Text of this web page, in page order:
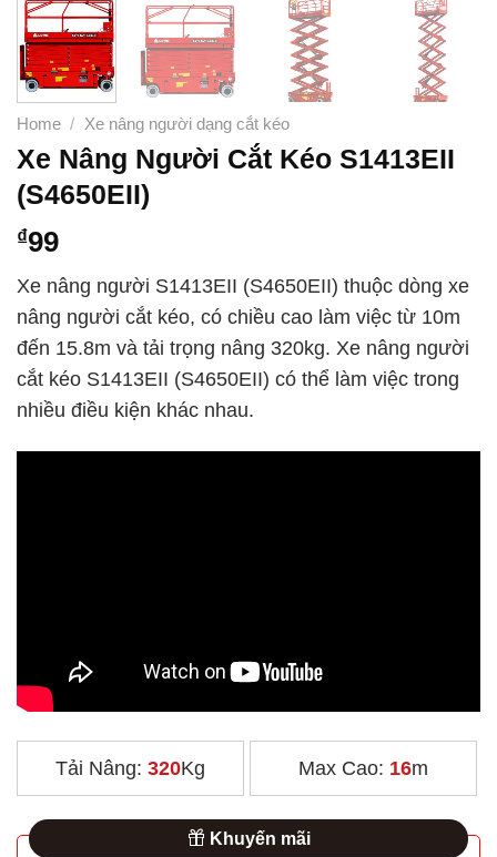
Home / Xe nâng người dạng cắt kéo
Xe Nâng Người Cắt Kéo S1413EII
(S4650EII)
₫99
Xe nâng người S1413EII (S4650EII) thuộc dòng xe
nâng người cắt kéo, có chiều cao làm việc từ 10m
đến 15.8m và tải trọng nâng 320kg. Xe nâng người
cắt kéo S1413EII (S4650EII) có thể làm việc trong
nhiều điều kiện khác nhau.
Tải Nâng: 320Kg Max Cao: 16m
Khuyến mãi